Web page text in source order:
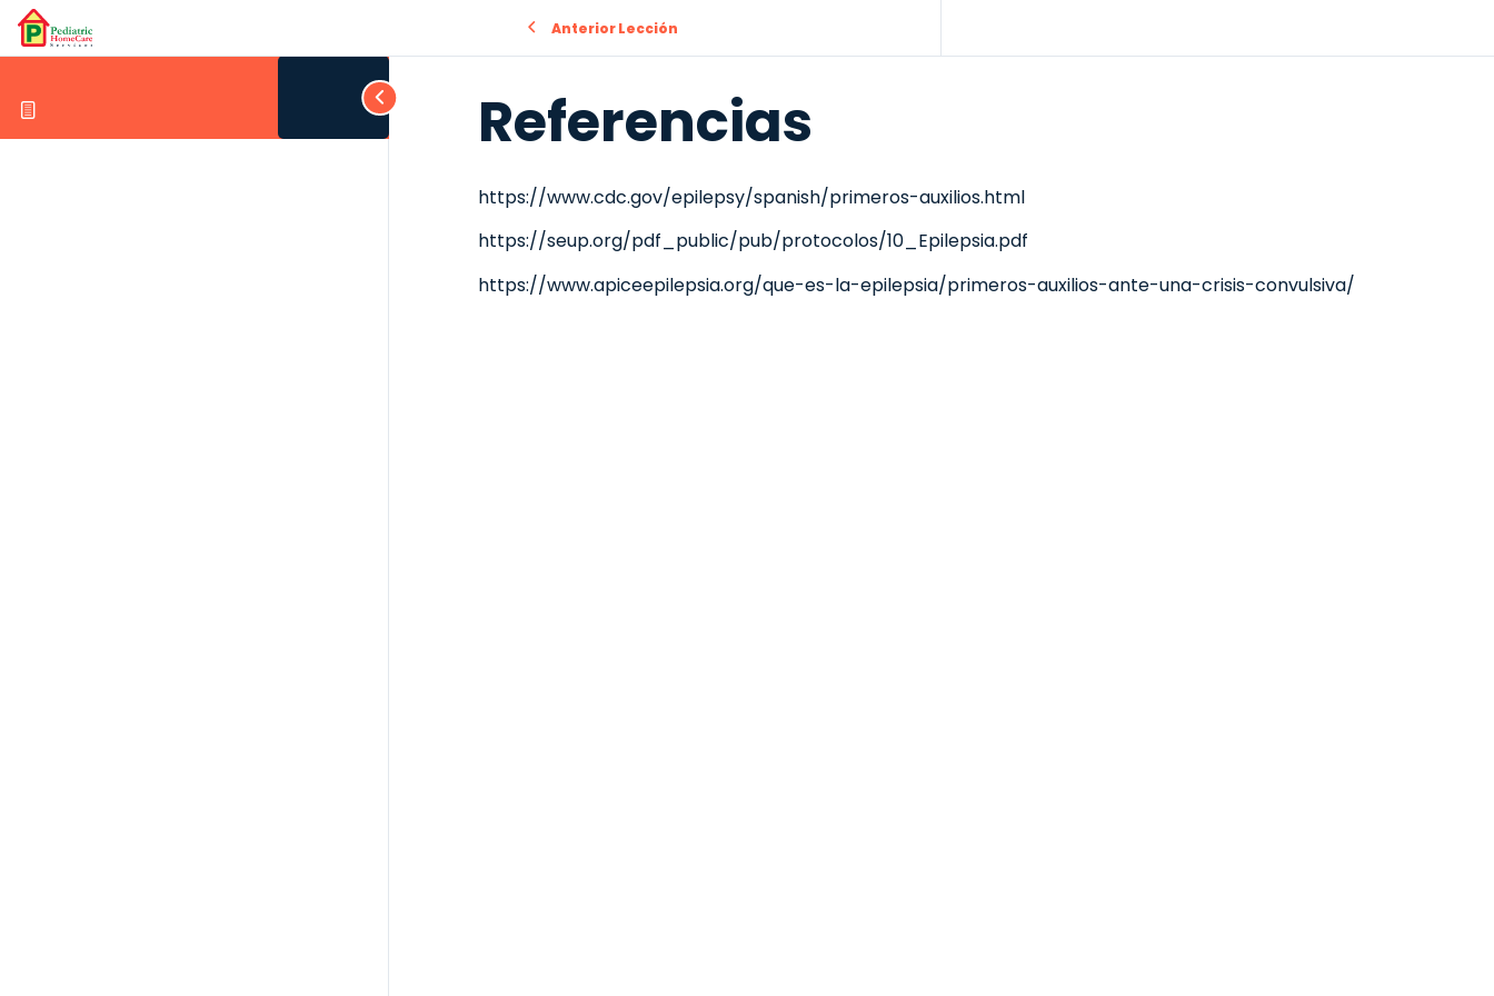
Anterior Lección
Referencias
https://www.cdc.gov/epilepsy/spanish/primeros-auxilios.html
https://seup.org/pdf_public/pub/protocolos/10_Epilepsia.pdf
https://www.apiceepilepsia.org/que-es-la-epilepsia/primeros-auxilios-ante-una-crisis-convulsiva/